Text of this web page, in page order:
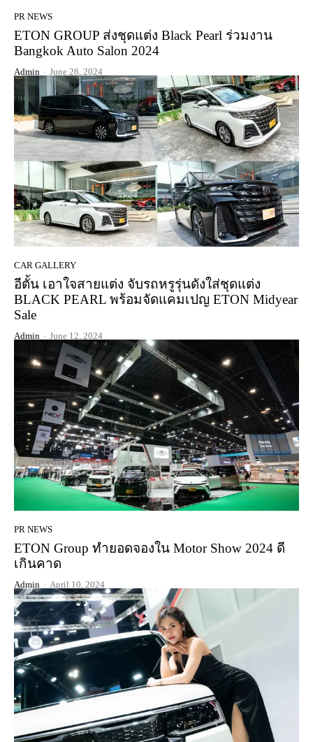
PR NEWS
ETON GROUP ส่งชุดแต่ง Black Pearl ร่วมงาน
Bangkok Auto Salon 2024
Admin - June 28, 2024
CAR GALLERY
อีตั้น เอาใจสายแต่ง จับรถหรูรุ่นดังใส่ชุดแต่ง
BLACK PEARL พร้อมจัดแคมเปญ ETON Midyear
Sale
Admin - June 12, 2024
PR NEWS
ETON Group ทำยอดจองใน Motor Show 2024 ดี
เกินคาด
Admin - April 10, 2024